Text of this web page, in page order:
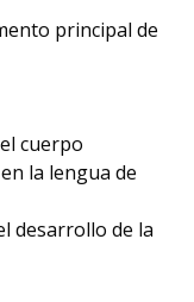
principal de
cuerpo
la lengua de
desarrollo de la